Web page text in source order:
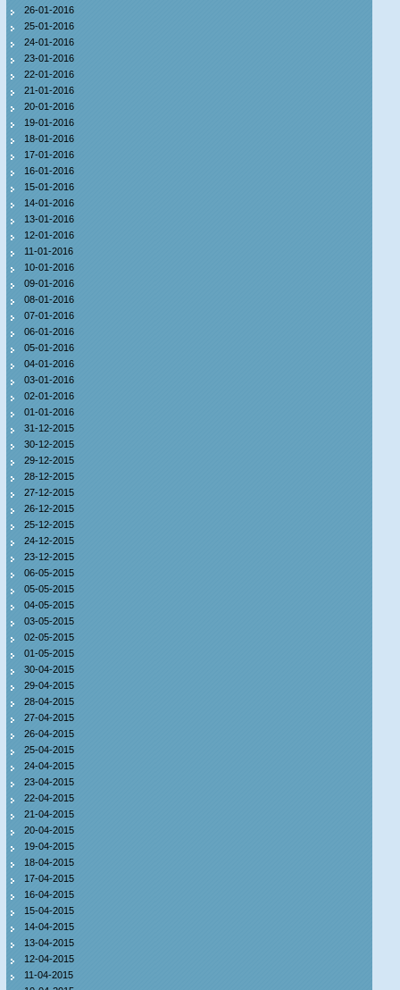
26-01-2016
25-01-2016
24-01-2016
23-01-2016
22-01-2016
21-01-2016
20-01-2016
19-01-2016
18-01-2016
17-01-2016
16-01-2016
15-01-2016
14-01-2016
13-01-2016
12-01-2016
11-01-2016
10-01-2016
09-01-2016
08-01-2016
07-01-2016
06-01-2016
05-01-2016
04-01-2016
03-01-2016
02-01-2016
01-01-2016
31-12-2015
30-12-2015
29-12-2015
28-12-2015
27-12-2015
26-12-2015
25-12-2015
24-12-2015
23-12-2015
06-05-2015
05-05-2015
04-05-2015
03-05-2015
02-05-2015
01-05-2015
30-04-2015
29-04-2015
28-04-2015
27-04-2015
26-04-2015
25-04-2015
24-04-2015
23-04-2015
22-04-2015
21-04-2015
20-04-2015
19-04-2015
18-04-2015
17-04-2015
16-04-2015
15-04-2015
14-04-2015
13-04-2015
12-04-2015
11-04-2015